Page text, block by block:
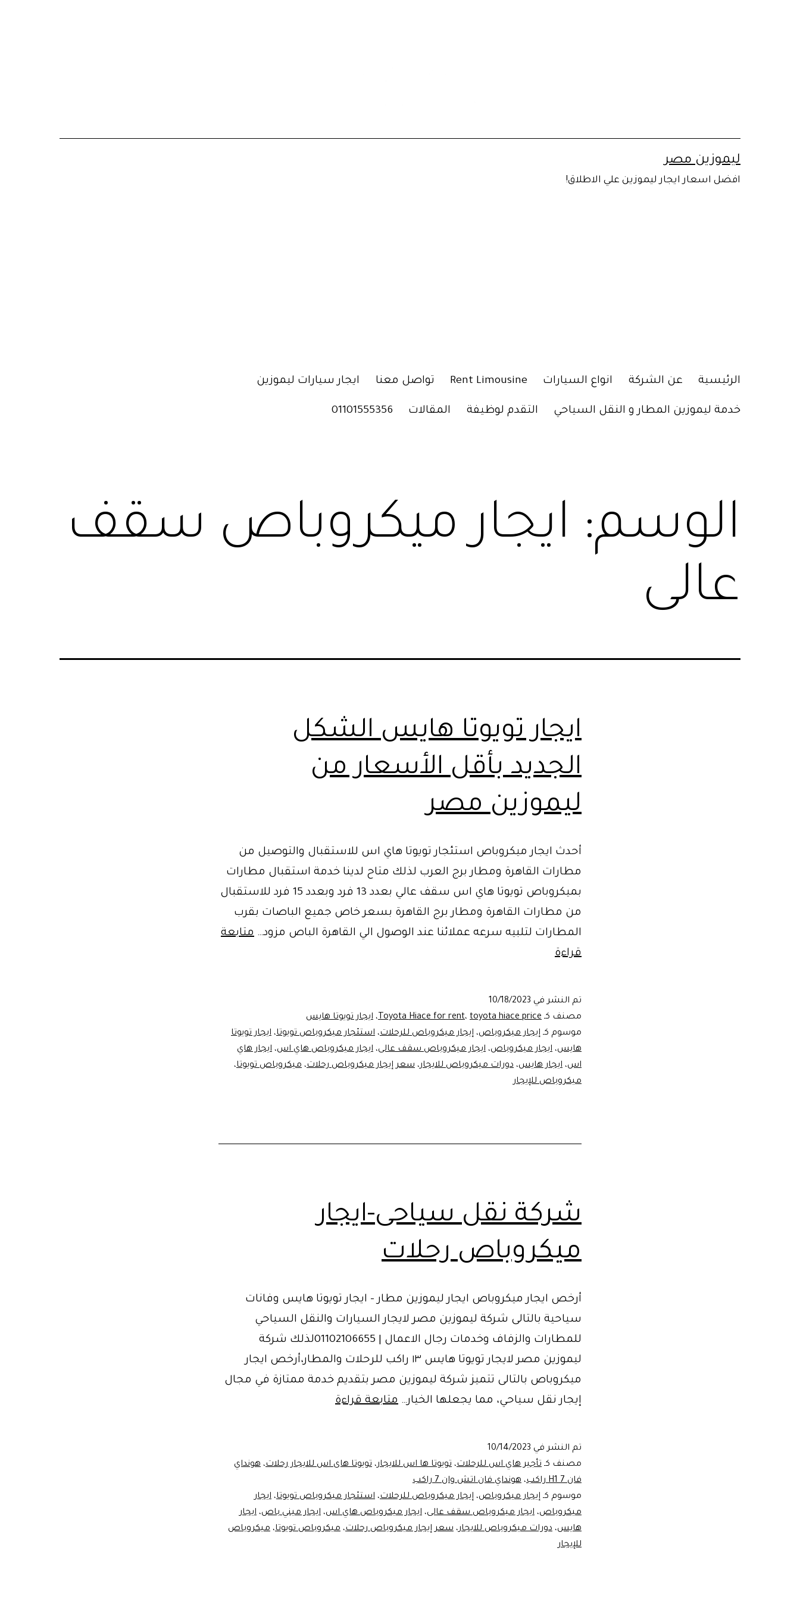
ليموزين مصر
افضل اسعار ايجار ليموزين علي الاطلاق!
الرئيسية عن الشركة انواع السيارات Rent Limousine تواصل معنا ايجار سيارات ليموزين
خدمة ليموزين المطار و النقل السياحي التقدم لوظيفة المقالات 01101555356
الوسم: ايجار ميكروباص سقف
عالى
ايجار تويوتا هايس الشكل
الجديد بأقل الأسعار من
ليموزين مصر
أحدث ايجار ميكروباص استئجار تويوتا هاي اس للاستقبال والتوصيل من
مطارات القاهرة ومطار برج العرب لذلك متاح لدينا خدمة استقبال مطارات
بميكروباص تويوتا هاي اس سقف عالي بعدد 13 فرد وبعدد 15 فرد للاستقبال
من مطارات القاهرة ومطار برج القاهرة بسعر خاص جميع الباصات بقرب
المطارات لتلبيه سرعه عملائنا عند الوصول الي القاهرة الباص مزود… متابعة
قراءة
هايس
الشكل
الجديد
بأقل
الأسعار
تم النشر في 10/18/2023
مصنف كـ
Toyota Hiace for rent، toyota hiace price ، ايجار تويوتا هايس
موسوم كـ إيجار ميكروباص، إيجار ميكروباص للرحلات، استئجار ميكروباص تويوتا، ايجار تويوتا
هايس، ايجار ميكروباص، ايجار ميكروباص سقف عالى، ايجار ميكروباص هاي اس، ايجار هاي
اس، ايجار هايس، دورات ميكروباص للايجار، سعر إيجار ميكروباص رحلات، ميكروباص تويوتا،
ميكروباص للإيجار
شركة نقل سياحى-ايجار
ميكروباص رحلات
أرخص ايجار ميكروباص ايجار ليموزين مطار – ايجار تويوتا هايس وفانات
سياحية بالتالى شركة ليموزين مصر لايجار السيارات والنقل السياحي
للمطارات والزفاف وخدمات رجال الاعمال | 01102106655لذلك شركة
ليموزين مصر لايجار تويوتا هايس ١٣ راكب للرحلات والمطار،أرخص ايجار
ميكروباص بالتالى تتميز شركة ليموزين مصر بتقديم خدمة ممتازة في مجال
إيجار نقل سياحي، مما يجعلها الخيار… متابعة قراءة
ايجار
رحلات
تم النشر في 10/14/2023
مصنف كـ تأجير هاي اس للرحلات، تويوتا ها اس للايجار، تويوتا هاى اس للايجار رحلات، هونداي
فان H1 7 راكب
، هونداي فان اتش وان 7 راكب
موسوم كـ إيجار ميكروباص، إيجار ميكروباص للرحلات، استئجار ميكروباص تويوتا، ايجار
ميكروباص، ايجار ميكروباص سقف عالى، ايجار ميكروباص هاي اس، ايجار ميني باص، ايجار
هايس، دورات ميكروباص للايجار، سعر إيجار ميكروباص رحلات، ميكروباص تويوتا، ميكروباص
للإيجار